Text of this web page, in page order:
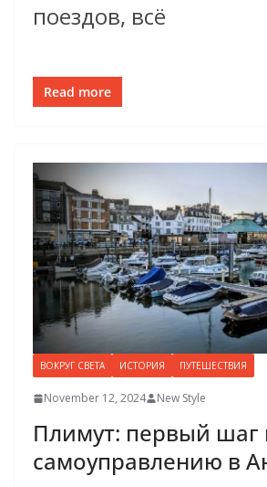
поездов, всё
Read more
ВОКРУГ СВЕТА ИСТОРИЯ ПУТЕШЕСТВИЯ
November 12, 2024 New Style
Плимут: первый шаг
самоуправлению в